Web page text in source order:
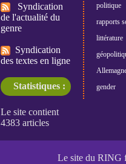
Syndication
de l'actualité du
genre
Syndication
des textes en ligne
Statistiques :
politique
rapports
littérature
gender
Le site du RING